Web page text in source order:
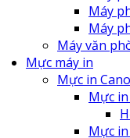
Máy
Máy
Máy văn
Mực máy in
Mực in
Mực
Mực